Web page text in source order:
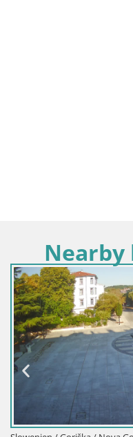
Nearby